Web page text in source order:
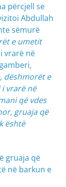
përcjell se
Abdullah
sëmurë
e umetit
vrarë në
,
dëshmorët e
vrarë në
që vdes
gruaja që
është
gruaja që
në barkun e